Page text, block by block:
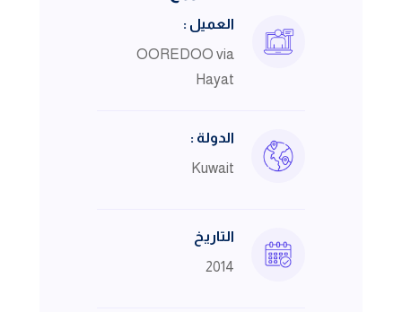
العميل :
OOREDOO via
Hayat
الدولة :
Kuwait
التاريخ
2014